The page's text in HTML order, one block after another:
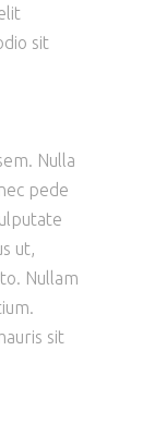
sit
Nulla
pede
ut,
Nullam
sit